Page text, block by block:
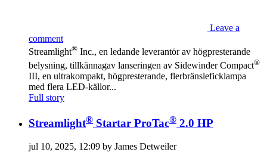
Leave a
comment
Streamlight® Inc., en ledande leverantör av högpresterande
belysning, tillkännagav lanseringen av Sidewinder Compact®
III, en ultrakompakt, högpresterande, flerbränsleficklampa
med flera LED-källor...
Full story
Streamlight® Startar ProTac® 2.0 HP
jul 10, 2025, 12:09 by James Detweiler